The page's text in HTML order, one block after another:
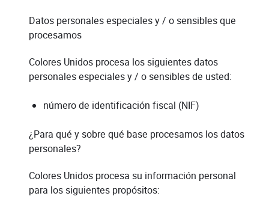
Datos personales especiales y / o sensibles que
procesamos
Colores Unidos procesa los siguientes datos
personales especiales y / o sensibles de usted:
número de identificación fiscal (NIF)
¿Para qué y sobre qué base procesamos los datos
personales?
Colores Unidos procesa su información personal
para los siguientes propósitos: